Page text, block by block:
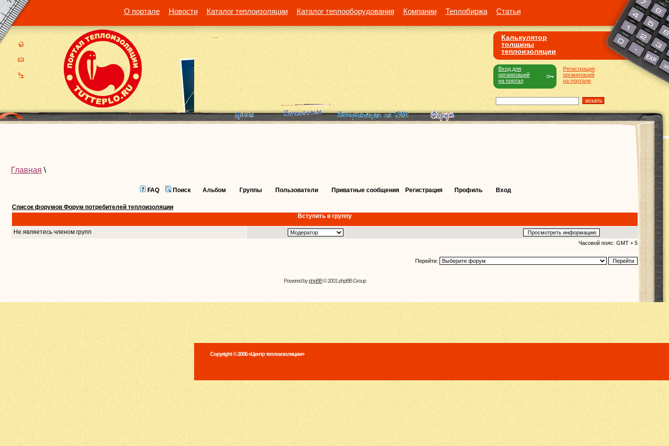
О портале Новости Каталог теплоизоляции Каталог теплооборудования Компании Теплобиржа Статьи
Калькулятор
толщины
теплоизоляции
Регистрация
организаций
на портале
Вход для
организаций
на портал
Главная \
FAQ Поиск Альбом Группы Пользователи Приватные сообщения Регистрация Профиль Вход
Список форумов Форум потребителей теплоизоляции
Вступить в группу
Не являетесь членом групп
Часовой пояс: GMT + 5
Перейти:
Powered byphpBB© 2001 phpBB Group
Copyright © 2006 «Центр теплоизоляции»